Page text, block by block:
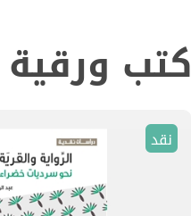
كتب
نقد